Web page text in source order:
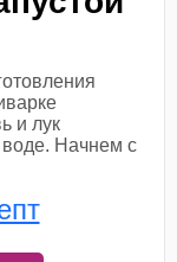
и лук
воде. Начнем с